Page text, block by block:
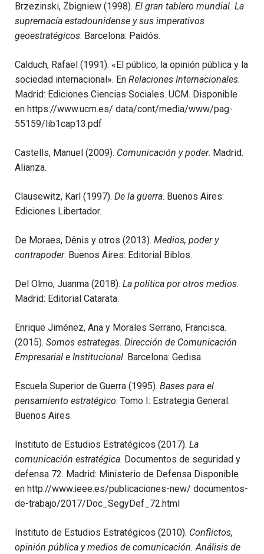
Brzezinski, Zbigniew (1998). El gran tablero mundial. La
supremacía estadounidense y sus imperativos
geoestratégicos. Barcelona: Paidós.
Calduch, Rafael (1991). «El público, la opinión pública y la
sociedad internacional». En Relaciones Internacionales.
Madrid: Ediciones Ciencias Sociales. UCM. Disponible
en https://www.ucm.es/ data/cont/media/www/pag-
55159/lib1cap13.pdf
Castells, Manuel (2009). Comunicación y poder. Madrid.
Alianza.
Clausewitz, Karl (1997). De la guerra. Buenos Aires:
Ediciones Libertador.
De Moraes, Dênis y otros (2013). Medios, poder y
contrapoder. Buenos Aires: Editorial Biblos.
Del Olmo, Juanma (2018). La política por otros medios.
Madrid: Editorial Catarata.
Enrique Jiménez, Ana y Morales Serrano, Francisca.
(2015). Somos estrategas. Dirección de Comunicación
Empresarial e Institucional. Barcelona: Gedisa.
Escuela Superior de Guerra (1995). Bases para el
pensamiento estratégico. Tomo I: Estrategia General.
Buenos Aires.
Instituto de Estudios Estratégicos (2017). La
comunicación estratégica. Documentos de seguridad y
defensa 72. Madrid: Ministerio de Defensa Disponible
en http://www.ieee.es/publicaciones-new/ documentos-
de-trabajo/2017/Doc_SegyDef_72.html
Instituto de Estudios Estratégicos (2010). Conflictos,
opinión pública y medios de comunicación. Análisis de